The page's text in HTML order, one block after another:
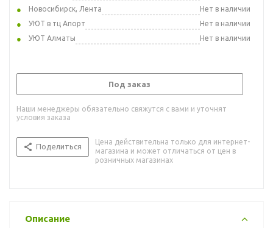
Новосибирск, Лента
Нет в наличии
УЮТ в тц Апорт
Нет в наличии
УЮТ Алматы
Нет в наличии
Под заказ
Наши менеджеры обязательно свяжутся с вами и уточнят
условия заказа
Поделиться
Цена действительна только для интернет-
магазина и может отличаться от цен в
розничных магазинах
Описание